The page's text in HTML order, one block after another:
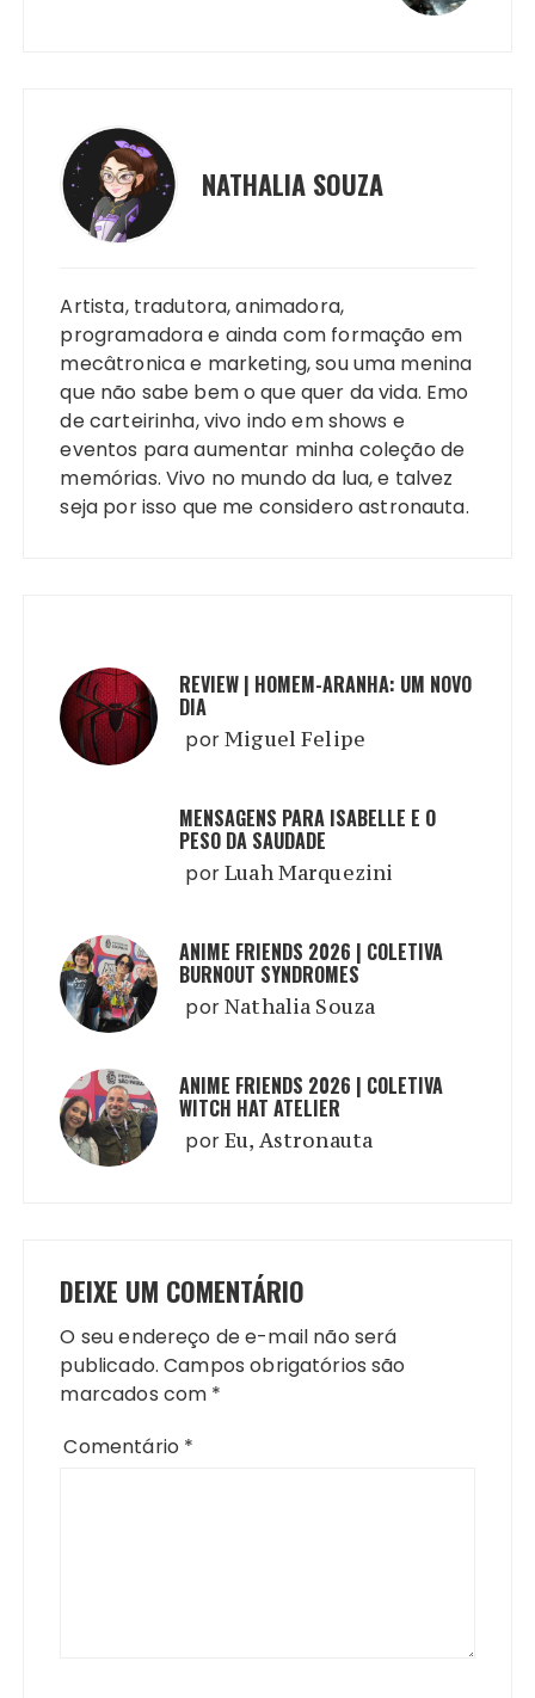
NATHALIA SOUZA
Artista, tradutora, animadora,
programadora e ainda com formação em
mecâtronica e marketing, sou uma menina
que não sabe bem o que quer da vida. Emo
de carteirinha, vivo indo em shows e
eventos para aumentar minha coleção de
memórias. Vivo no mundo da lua, e talvez
seja por isso que me considero astronauta.
REVIEW | HOMEM-ARANHA: UM NOVO
DIA
porMiguel Felipe
MENSAGENS PARA ISABELLE E O
PESO DA SAUDADE
porLuah Marquezini
ANIME FRIENDS 2026 | COLETIVA
BURNOUT SYNDROMES
porNathalia Souza
ANIME FRIENDS 2026 | COLETIVA
WITCH HAT ATELIER
porEu, Astronauta
DEIXE UM COMENTÁRIO
O seu endereço de e-mail não será
publicado. Campos obrigatórios são
marcados com *
Comentário *